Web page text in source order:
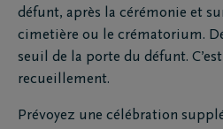
défunt, après la cérémonie et
cimetière ou le crématorium.
seuil de la porte du défunt.
recueillement.
Prévoyez une célébration